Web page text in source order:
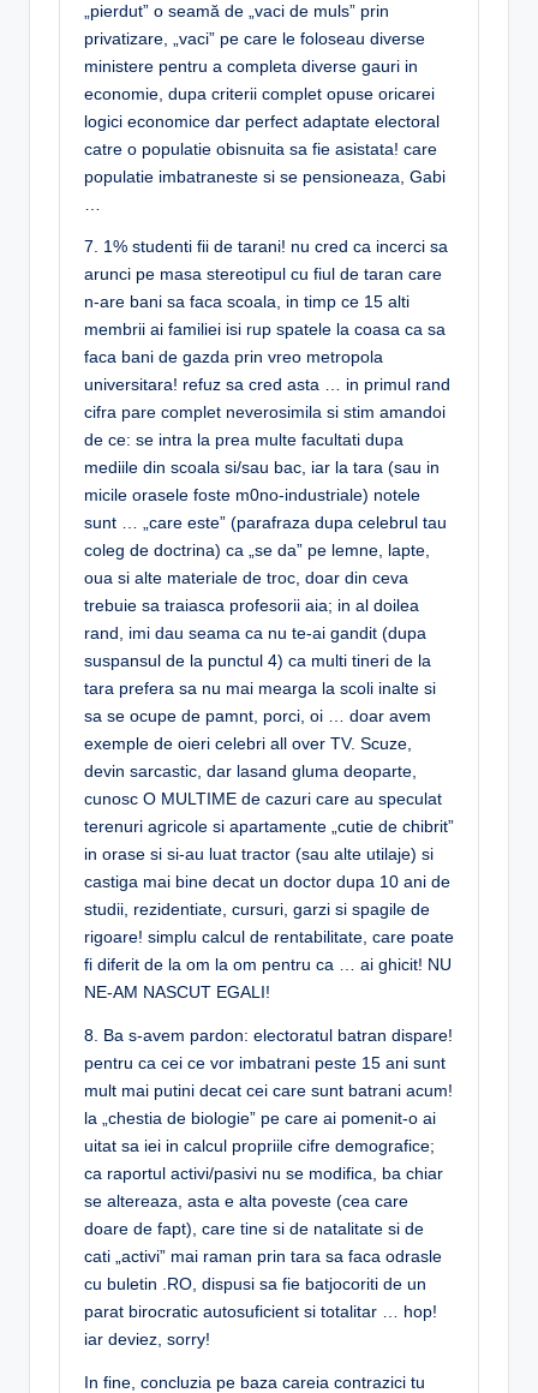
„pierdut” o seamă de „vaci de muls” prin
privatizare, „vaci” pe care le foloseau diverse
ministere pentru a completa diverse gauri in
economie, dupa criterii complet opuse oricarei
logici economice dar perfect adaptate electoral
catre o populatie obisnuita sa fie asistata! care
populatie imbatraneste si se pensioneaza, Gabi
7. 1% studenti fii de tarani! nu cred ca incerci sa
arunci pe masa stereotipul cu fiul de taran care
n-are bani sa faca scoala, in timp ce 15 alti
membrii ai familiei isi rup spatele la coasa ca sa
faca bani de gazda prin vreo metropola
universitara! refuz sa cred asta … in primul rand
cifra pare complet neverosimila si stim amandoi
de ce: se intra la prea multe facultati dupa
mediile din scoala si/sau bac, iar la tara (sau in
micile orasele foste m0no-industriale) notele
sunt … „care este” (parafraza dupa celebrul tau
coleg de doctrina) ca „se da” pe lemne, lapte,
oua si alte materiale de troc, doar din ceva
trebuie sa traiasca profesorii aia; in al doilea
rand, imi dau seama ca nu te-ai gandit (dupa
suspansul de la punctul 4) ca multi tineri de la
tara prefera sa nu mai mearga la scoli inalte si
sa se ocupe de pamnt, porci, oi … doar avem
exemple de oieri celebri all over TV. Scuze,
devin sarcastic, dar lasand gluma deoparte,
cunosc O MULTIME de cazuri care au speculat
terenuri agricole si apartamente „cutie de chibrit”
in orase si si-au luat tractor (sau alte utilaje) si
castiga mai bine decat un doctor dupa 10 ani de
studii, rezidentiate, cursuri, garzi si spagile de
rigoare! simplu calcul de rentabilitate, care poate
fi diferit de la om la om pentru ca … ai ghicit! NU
NE-AM NASCUT EGALI!
8. Ba s-avem pardon: electoratul batran dispare!
pentru ca cei ce vor imbatrani peste 15 ani sunt
mult mai putini decat cei care sunt batrani acum!
la „chestia de biologie” pe care ai pomenit-o ai
uitat sa iei in calcul propriile cifre demografice;
ca raportul activi/pasivi nu se modifica, ba chiar
se altereaza, asta e alta poveste (cea care
doare de fapt), care tine si de natalitate si de
cati „activi” mai raman prin tara sa faca odrasle
cu buletin .RO, dispusi sa fie batjocoriti de un
parat birocratic autosuficient si totalitar … hop!
iar deviez, sorry!
In fine, concluzia pe baza careia contrazici tu